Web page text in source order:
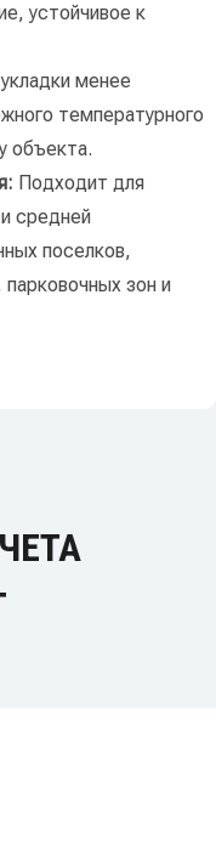
устойчивое к
менее
температурного
объекта.
Подходит для
средней
поселков,
зон и